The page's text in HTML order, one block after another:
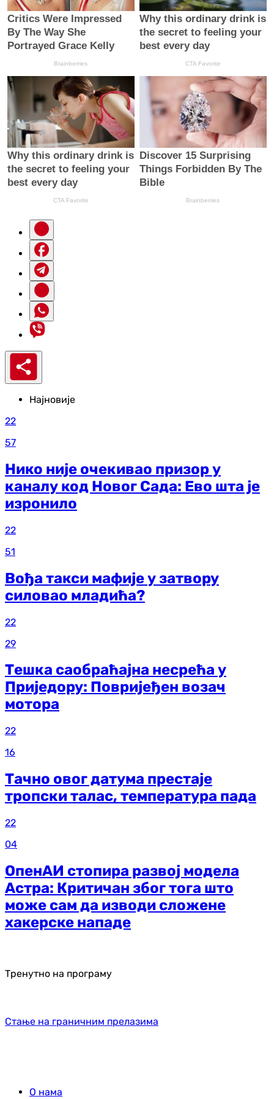
Најновије
22
57
Нико није очекивао призор у
каналу код Новог Сада: Ево шта је
изронило
22
51
Вођа такси мафије у затвору
силовао младића?
22
29
Тешка саобраћајна несрећа у
Приједору: Повријеђен возач
мотора
22
16
Тачно овог датума престаје
тропски талас, температура пада
22
04
ОпенАИ стопира развој модела
Астра: Критичан због тога што
може сам да изводи сложене
хакерске нападе
Тренутно на програму
Стање на граничним прелазима
О нама